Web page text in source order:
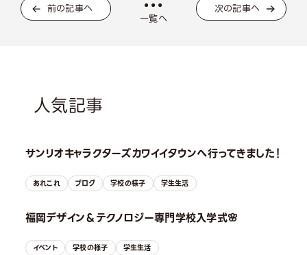
前の記事へ
一覧へ
次の記事へ
人気記事
サンリオキャラクターズカワイイタウンへ行ってきました！
あれこれ ブログ 学校の様子 学生生活
福岡デザイン＆テクノロジー専門学校入学式🌸
イベント 学校の様子 学生生活